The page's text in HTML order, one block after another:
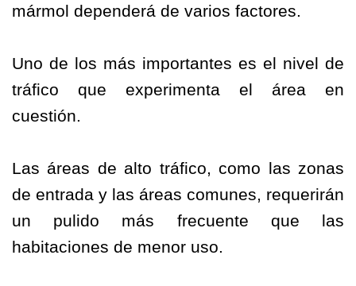
mármol dependerá de varios factores.
Uno de los más importantes es el nivel de
tráfico que experimenta el área en
cuestión.
Las áreas de alto tráfico, como las zonas
de entrada y las áreas comunes, requerirán
un pulido más frecuente que las
habitaciones de menor uso.